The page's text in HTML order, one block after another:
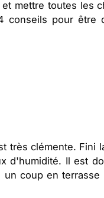
mettre toutes les
conseils pour être
très clémente. Fini
d'humidité. Il est
coup en terrasse